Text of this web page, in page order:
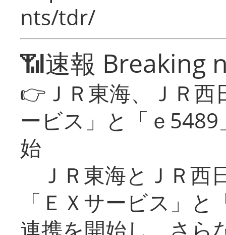
nts/tdr/
📶速報 Breaking
👉ＪＲ東海、ＪＲ
ービス」と「ｅ
始
ＪＲ東海とＪＲ西
「ＥＸサービス」